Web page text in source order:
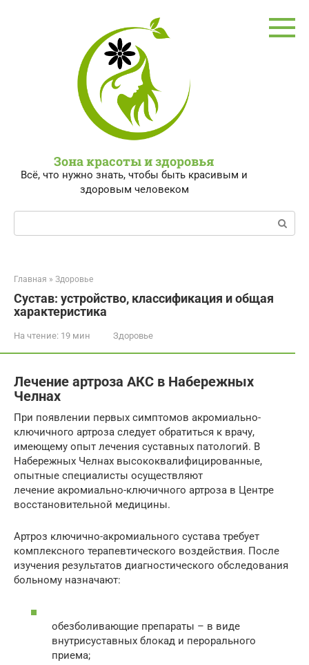
Зона красоты и здоровья
Всё, что нужно знать, чтобы быть красивым и
здоровым человеком
Поиск:
Главная » Здоровье
Сустав: устройство, классификация и общая
характеристика
На чтение: 19 мин Здоровье
Лечение артроза АКС в Набережных
Челнах
При появлении первых симптомов акромиально-
ключичного артроза следует обратиться к врачу,
имеющему опыт лечения суставных патологий. В
Набережных Челнах высококвалифицированные,
опытные специалисты осуществляют
лечение акромиально-ключичного артроза в Центре
восстановительной медицины.
Артроз ключично-акромиального сустава требует
комплексного терапевтического воздействия. После
изучения результатов диагностического обследования
больному назначают:
обезболивающие препараты – в виде
внутрисуставных блокад и перорального
приема;